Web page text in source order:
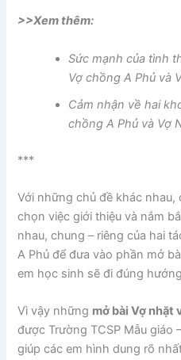
>>Xem thêm:
Sức mạnh của tình
Vợ chồng A Phủ và
Cảm nhận về hai
chồng A Phủ và Vợ
***
Với những chủ đề khác nhau,
chọn việc giới thiệu và nắm
nhau, chung – riêng của hai
A Phủ để đưa vào phần mở
em học sinh sẽ đi đúng
Vì vậy những mở bài Vợ nhặt
được Trường TCSP Mẫu giáo
giúp các em hình dung rõ